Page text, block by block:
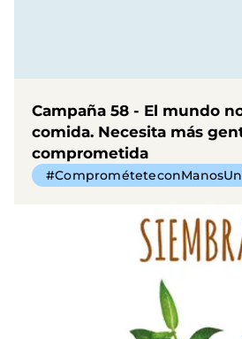
Campaña 58 - El mundo
comida. Necesita más
comprometida